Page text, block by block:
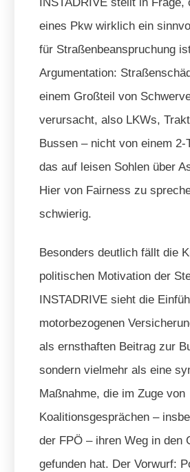
eines Pkw wirklich ein
für Straßenbeanspruchung
Argumentation:
einem Großteil von
verursacht, also LKWs,
Bussen – nicht von einem 2-
das auf leisen Sohlen über
Hier von Fairness zu
schwierig.
Besonders deutlich fällt die
politischen Motivation der
INSTADRIVE sieht die
motorbezogenen
als ernsthaften Beitrag zur
sondern vielmehr als eine
Maßnahme, die im Zuge von
Koalitionsgesprächen –
der FPÖ – ihren Weg in den
gefunden hat. Der Vorwurf: